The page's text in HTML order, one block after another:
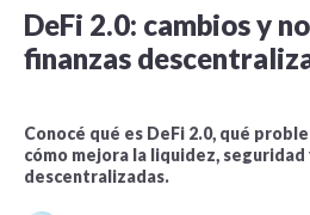
DeFi 2.0: cambios y
finanzas
Conocé qué es DeFi 2.0, qué
cómo mejora la liquidez,
descentralizadas.